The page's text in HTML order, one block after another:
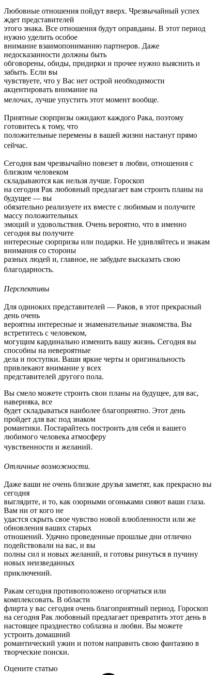
Любовные отношения пойдут вверх. Чрезвычайный успех
ждет представителей
этого знака. Все отношения будут оправданы. В этот период
нужно уделить особое
внимание взаимопониманию партнеров. Даже
недосказанности должны быть
обговорены, обиды, придирки и прочее нужно выяснить и
забыть. Если вы
чувствуете, что у Вас нет острой необходимости
акцентировать внимание на
мелочах, лучше упустить этот момент вообще.
Приятные сюрпризы ожидают каждого Рака, поэтому
готовитесь к тому, что
положительные перемены в вашей жизни настанут прямо
сейчас.
Сегодня вам чрезвычайно повезет в любви, отношения с
близким человеком
складываются как нельзя лучше. Гороскоп
на сегодня Рак любовный предлагает вам строить планы на
будущее — вы
обязательно реализуете их вместе с любимым и получите
массу положительных
эмоций и удовольствия. Очень вероятно, что в именно
сегодня вы получите
интересные сюрпризы или подарки. Не удивляйтесь и знакам
внимания со стороны
разных людей и, главное, не забудьте высказать свою
благодарность.
Перспективы
Для одиноких представителей — Раков, в этот прекрасный
день очень
вероятны интересные и знаменательные знакомства. Вы
встретитесь с человеком,
могущим кардинально изменить вашу жизнь. Сегодня вы
способны на невероятные
дела и поступки. Ваши яркие черты и оригинальность
привлекают внимание у всех
представителей другого пола.
Вы смело можете строить свои планы на будущее, для вас,
наверняка, все
будет складываться наиболее благоприятно. Этот день
пройдет для вас под знаком
романтики. Постарайтесь построить для себя и вашего
любимого человека атмосферу
чувственности и желаний.
Отличные возможности.
Даже ваши не очень близкие друзья заметят, как прекрасно вы
сегодня
выглядите, и то, как озорными огоньками сияют ваши глаза.
Вам ни от кого не
удастся скрыть свое чувство новой влюбленности или же
обновления ваших старых
отношений. Удачно проведенные прошлые дни отлично
подействовали на вас, и вы
полны сил и новых желаний, и готовы ринуться в пучину
новых неизведанных
приключений.
Ракам сегодня противоположено огорчаться или
комплексовать. В области
флирта у вас сегодня очень благоприятный период. Гороскоп
на сегодня Рак любовный предлагает превратить этот день в
настоящее празднество соблазна и любви. Вы можете
устроить домашний
романтический ужин и потом направить свою фантазию в
творческие поиски.
Оцените статью